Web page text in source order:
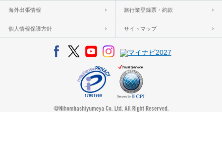
海外出張情報 旅行業登録票・約款
個人情報保護方針 サイトマップ